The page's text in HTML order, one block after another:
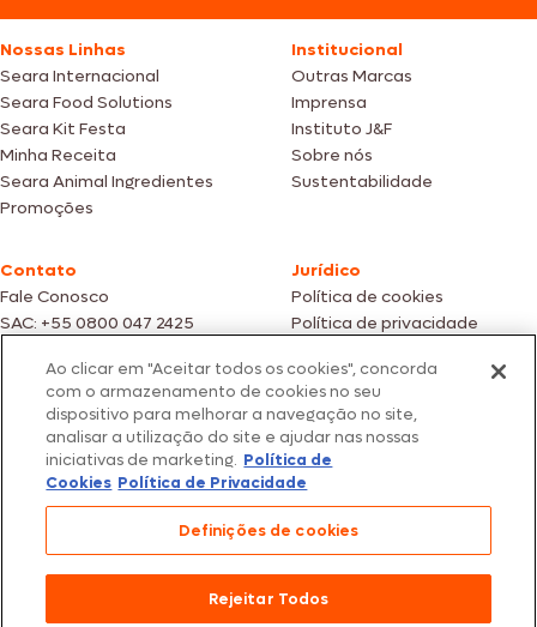
Nossas Linhas
Seara Internacional
Seara Food Solutions
Seara Kit Festa
Minha Receita
Seara Animal Ingredientes
Promoções
Institucional
Outras Marcas
Imprensa
Instituto J&F
Sobre nós
Sustentabilidade
Contato
Fale Conosco
SAC: +55 0800 047 2425
Jurídico
Política de cookies
Política de privacidade
Fotos meramente ilustrativas | Ofertas válidas enquanto durarem os
estoques dos nossos parceiros | Vendas sujeitas a análise e confirmação
de dados.
Os preços, promoções e condições de pagamento são válidos
exclusivamente para compras efetuadas em nossos parceiros.
Todos os produtos estão sujeitos a disponibilidade de estoque.
São Paulo/SP – CEP 05.118-100
© 2026 Seara. Todos os direitos reservados
Ao clicar em "Aceitar todos os cookies", concorda
com o armazenamento de cookies no seu
dispositivo para melhorar a navegação no site,
analisar a utilização do site e ajudar nas nossas
iniciativas de marketing. Política de
Cookies Política de Privacidade
Definições de cookies
Rejeitar Todos